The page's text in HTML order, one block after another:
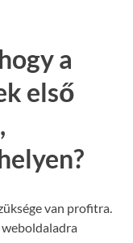
a
első
van profitra.